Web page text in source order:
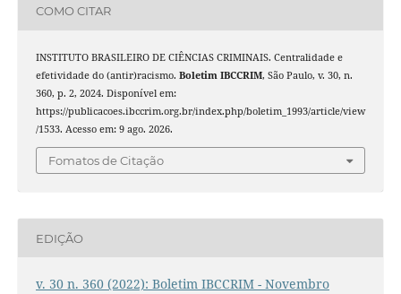
COMO CITAR
INSTITUTO BRASILEIRO DE CIÊNCIAS CRIMINAIS. Centralidade e
efetividade do (antir)racismo. Boletim IBCCRIM, São Paulo, v. 30, n.
360, p. 2, 2024. Disponível em:
https://publicacoes.ibccrim.org.br/index.php/boletim_1993/article/view
/1533. Acesso em: 9 ago. 2026.
Fomatos de Citação
EDIÇÃO
v. 30 n. 360 (2022): Boletim IBCCRIM - Novembro